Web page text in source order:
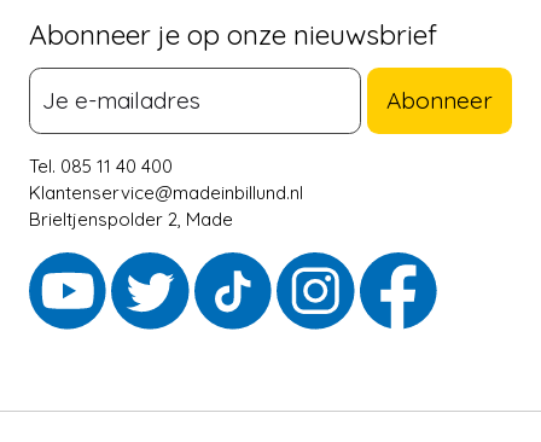
Abonneer je op onze nieuwsbrief
Abonneer
Tel. 085 11 40 400
Klantenservice@madeinbillund.nl
Brieltjenspolder 2, Made